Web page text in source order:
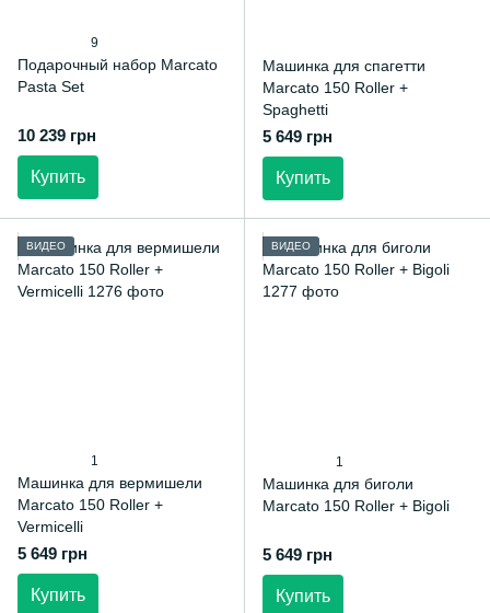
9
Подарочный набор Marcato
Pasta Set
10 239 грн
Купить
Машинка для спагетти
Marcato 150 Roller +
Spaghetti
5 649 грн
Купить
ВИДЕО
1
Машинка для вермишели
Marcato 150 Roller +
Vermicelli
5 649 грн
Купить
ВИДЕО
1
Машинка для биголи
Marcato 150 Roller + Bigoli
5 649 грн
Купить